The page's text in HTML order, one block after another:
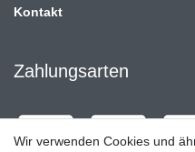
Kontakt
Zahlungsarten
Wir verwenden Cookies und